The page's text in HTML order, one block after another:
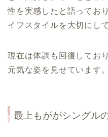
性を実感したと語ってお
イフスタイルを大切にし
現在は体調も回復してお
元気な姿を見せています。
最上もががシングル